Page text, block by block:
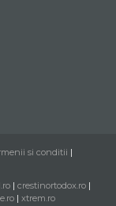
si conditii |
| crestinortodox.ro |
| xtrem.ro